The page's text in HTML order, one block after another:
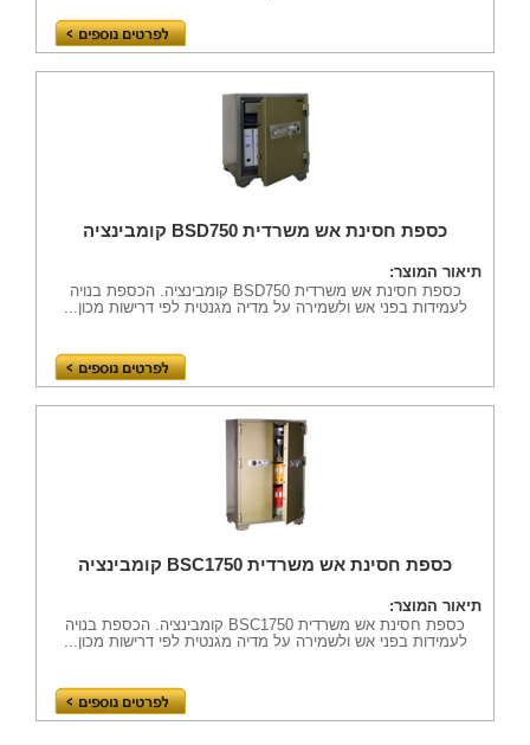
כספת חסינת אש משרדית BSD750 קומבינציה
תיאור המוצר:
כספת חסינת אש משרדית BSD750 קומבינציה. הכספת בנויה
לעמידות בפני אש ולשמירה על מדיה מגנטית לפי דרישות מכון...
כספת חסינת אש משרדית BSC1750 קומבינציה
תיאור המוצר:
כספת חסינת אש משרדית BSC1750 קומבינציה. הכספת בנויה
לעמידות בפני אש ולשמירה על מדיה מגנטית לפי דרישות מכון...